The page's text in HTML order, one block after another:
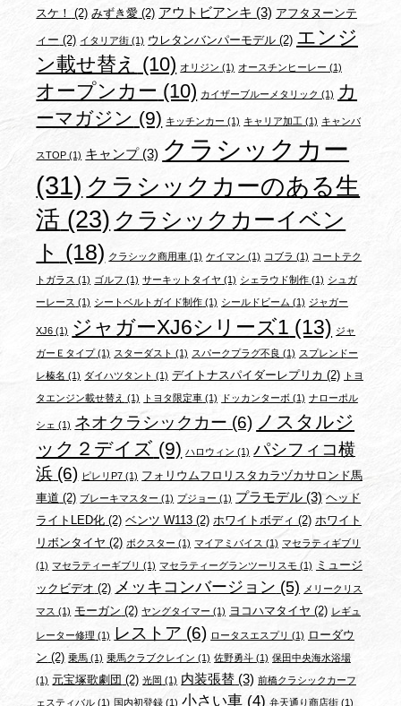
スケ！ (2) みずき愛 (2) アウトビアンキ (3) アフタヌーンテ
ィー (2) イタリア街 (1) ウレタンバンパーモデル (2) エンジ
ン載せ替え (10) オリジン (1) オースチンヒーレー (1)
オープンカー (10) カイザーブルーメタリック (1) カ
ーマガジン (9) キッチンカー (1) キャリア加工 (1) キャンバ
スTOP (1) キャンプ(3) クラシックカー
(31) クラシックカーのある生
活 (23) クラシックカーイベン
ト (18) クラシック商用車 (1) ケイマン (1) コブラ (1) コートテク
トガラス (1) ゴルフ (1) サーキットタイヤ (1) シェラウド制作(1) シュガ
ーレース (1) シートベルトガイド制作 (1) シールドビーム (1) ジャガー
XJ6 (1) ジャガーXJ6シリーズ1 (13) ジャ
ガーＥタイプ(1) スターダスト (1) スパークプラグ不良 (1) スプレンドー
レ榛名 (1) ダイハツタント (1) デイトナスパイダーレプリカ (2) トヨ
タエンジン載せ替え (1) トヨタ限定車 (1) ドッカンターボ (1) ナローポル
シェ (1) ネオクラシックカー (6) ノスタルジ
ック２デイズ (9) ハロウィン (1) パシフィコ横
浜 (6) ピレリP7 (1) フォリウムフロリスタカラヅカサロンド馬
車道 (2) ブレーキマスター (1) プジョー (1) プラモデル (3) ヘッド
ライトLED化 (2) ベンツ W113 (2) ホワイトボディ (2) ホワイト
リボンタイヤ (2) ボクスター (1) マイアミバイス (1) マセラティギブリ
(1) マセラティーギブリ (1) マセラティーグランツーリスモ (1)
ミュージ
ックビデオ (2) メッキコンバージョン (5) メリークリス
マス (1) モーガン (2) ヤングタイマー (1) ヨコハマタイヤ (2) レギュ
レーター修理 (1) レストア (6) ロータスエスプリ (1) ローダウ
ン (2) 乗馬 (1) 乗馬クラブクレイン (1) 佐野勇斗 (1) 保田中央海水浴場
(1) 元宝塚歌劇団 (2) 光岡 (1) 内装張替 (3) 前橋クラシックカーフ
ェスティバル (1) 国内初登録 (1) 小さい車 (4) 弁天通り商店街(1)